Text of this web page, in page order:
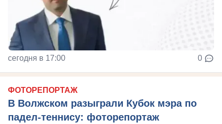
сегодня в 17:00 0
ФОТОРЕПОРТАЖ
В Волжском разыграли Кубок мэра по
падел-теннису: фоторепортаж